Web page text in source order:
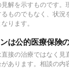
解を示すものです。
ものでもなく、状況
ります。
は公的医療保険
接の治療ではなく見
あります。相談の内